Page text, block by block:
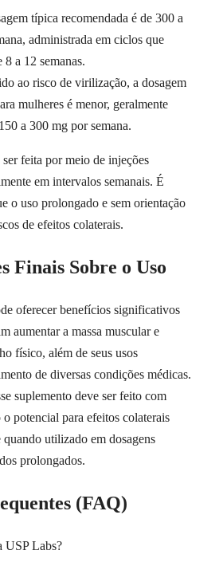
típica recomendada é de 300 a
administrada em ciclos que
a 12 semanas.
ao risco de virilização, a dosagem
mulheres é menor, geralmente
a 300 mg por semana.
feita por meio de injeções
em intervalos semanais. É
o uso prolongado e sem orientação
de efeitos colaterais.
Finais Sobre o Uso
oferecer benefícios significativos
aumentar a massa muscular e
físico, além de seus usos
de diversas condições médicas.
suplemento deve ser feito com
potencial para efeitos colaterais
quando utilizado em dosagens
prolongados.
(FAQ)
USP Labs?